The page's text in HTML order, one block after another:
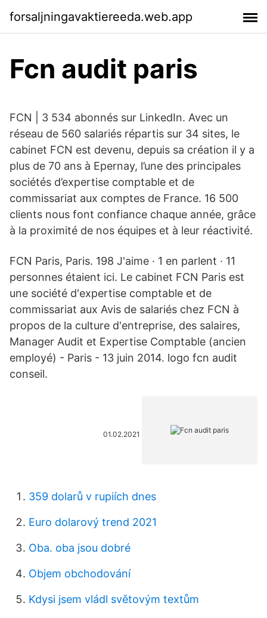
forsaljningavaktiereeda.web.app
Fcn audit paris
FCN | 3 534 abonnés sur LinkedIn. Avec un
réseau de 560 salariés répartis sur 34 sites, le
cabinet FCN est devenu, depuis sa création il y a
plus de 70 ans à Epernay, l’une des principales
sociétés d’expertise comptable et de
commissariat aux comptes de France. 16 500
clients nous font confiance chaque année, grâce
à la proximité de nos équipes et à leur réactivité.
FCN Paris, Paris. 198 J'aime · 1 en parlent · 11
personnes étaient ici. Le cabinet FCN Paris est
une société d'expertise comptable et de
commissariat aux Avis de salariés chez FCN à
propos de la culture d'entreprise, des salaires,
Manager Audit et Expertise Comptable (ancien
employé) - Paris - 13 juin 2014. logo fcn audit
conseil.
01.02.2021
359 dolarů v rupiích dnes
Euro dolarový trend 2021
Oba. oba jsou dobré
Objem obchodování
Kdysi jsem vládl světovým textům